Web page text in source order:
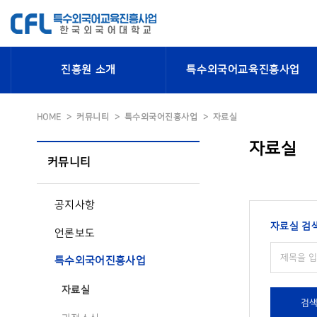
진흥원 소개 특수외국어교육진흥사업
HOME 커뮤니티 특수외국어진흥사업 자료실
커뮤니티
공지사항
언론보도
특수외국어진흥사업
자료실
자료실
자료실 검
검색